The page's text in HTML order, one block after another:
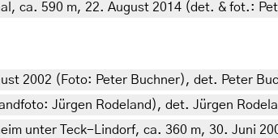
ca. 590 m, 22. August 2014 (det. & fot.:
2002 (Foto: Peter Buchner), det. Peter
Jürgen Rodeland), det. Jürgen
unter Teck-Lindorf, ca. 360 m, 30. Juni